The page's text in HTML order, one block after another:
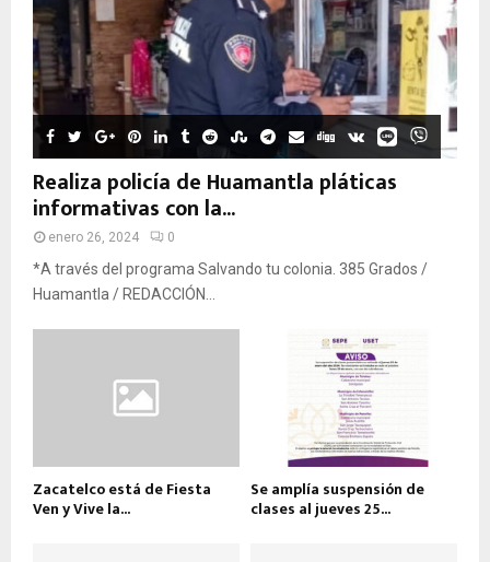
Realiza policía de Huamantla pláticas
informativas con la...
enero 26, 2024 0
*A través del programa Salvando tu colonia. 385 Grados /
Huamantla / REDACCIÓN...
Zacatelco está de Fiesta
Ven y Vive la...
Se amplía suspensión de
clases al jueves 25...